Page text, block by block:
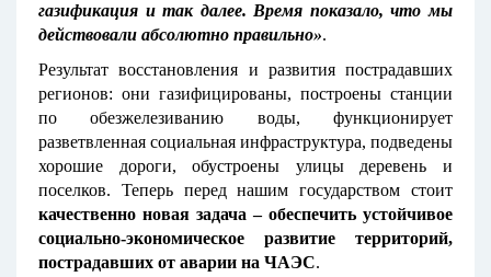
газификация и так далее. Время показало, что мы
действовали абсолютно правильно».
Результат восстановления и развития пострадавших
регионов: они газифицированы, построены станции
по обезжелезиванию воды, функционирует
разветвленная социальная инфраструктура, подведены
хорошие дороги, обустроены улицы деревень и
поселков. Теперь перед нашим государством стоит
качественно новая задача – обеспечить устойчивое
социально-экономическое развитие территорий,
пострадавших от аварии на ЧАЭС.